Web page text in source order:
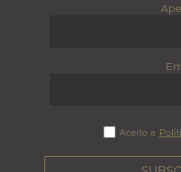
Aceito a